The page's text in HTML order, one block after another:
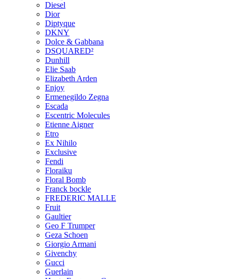
Diesel
Dior
Diptyque
DKNY
Dolce & Gabbana
DSQUARED²
Dunhill
Elie Saab
Elizabeth Arden
Enjoy
Ermenegildo Zegna
Escada
Escentric Molecules
Etienne Aigner
Etro
Ex Nihilo
Exclusive
Fendi
Floraiku
Floral Bomb
Franck bockle
FREDERIC MALLE
Fruit
Gaultier
Geo F Trumper
Geza Schoen
Giorgio Armani
Givenchy
Gucci
Guerlain